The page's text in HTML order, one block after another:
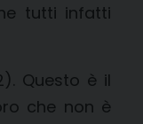
tutti infatti
Questo è il
che non è